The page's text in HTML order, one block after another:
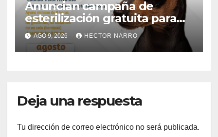
Anuncian campaña de
esterilización gratuita para
perros y gatos en San José
del Cabo
AGO 9, 2026 HECTOR NARRO
Deja una respuesta
Tu dirección de correo electrónico no será publicada.